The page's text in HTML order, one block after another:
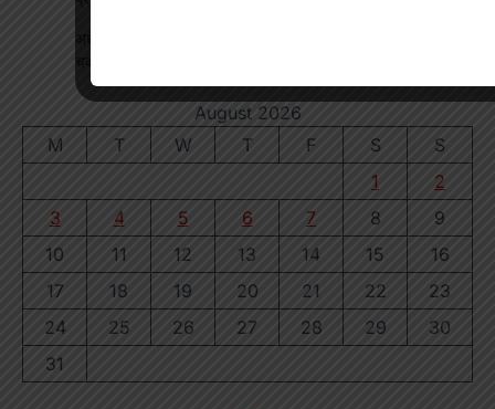
August 2026
M
T W T F S
S
1
2
3
4 5 6 7 8
9
10
11 12 13 14 15
16
17
18 19 20 21 22
23
24
25 26 27 28 29
30
31